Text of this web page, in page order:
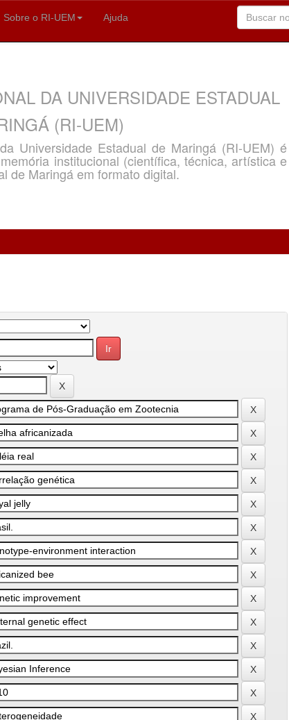
Sobre o RI-UEM Ajuda
DA UNIVERSIDADE ESTADUAL
(RI-UEM)
Universidade Estadual de Maringá (RI-UEM) é
institucional (científica, técnica, artística e
de Maringá em formato digital.